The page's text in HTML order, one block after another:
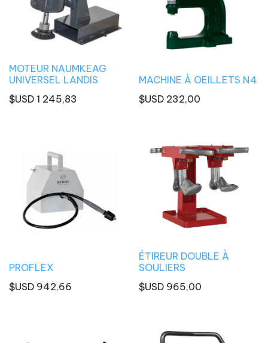
MOTEUR NAUMKEAG
UNIVERSEL LANDIS
$USD 1 245,83
MACHINE À OEILLETS N4
$USD 232,00
PROFLEX
$USD 942,66
ÉTIREUR DOUBLE À
SOULIERS
$USD 965,00